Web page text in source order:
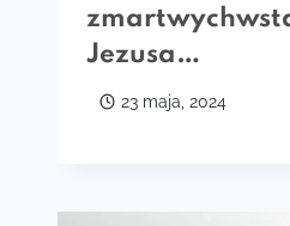
Jezusa…
23 maja, 2024